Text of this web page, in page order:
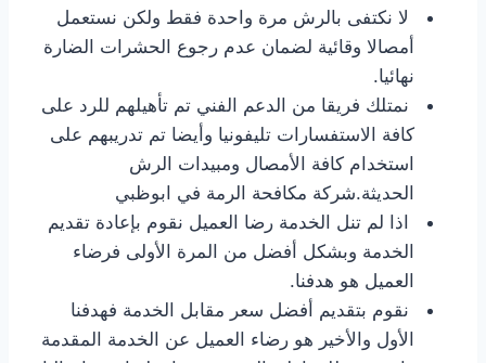
لا نكتفى بالرش مرة واحدة فقط ولكن نستعمل
أمصالا وقائية لضمان عدم رجوع الحشرات الضارة
نهائيا.
نمتلك فريقا من الدعم الفني تم تأهيلهم للرد على
كافة الاستفسارات تليفونيا وأيضا تم تدريبهم على
استخدام كافة الأمصال ومبيدات الرش
الحديثة.شركة مكافحة الرمة في ابوظبي
اذا لم تنل الخدمة رضا العميل نقوم بإعادة تقديم
الخدمة وبشكل أفضل من المرة الأولى فرضاء
العميل هو هدفنا.
نقوم بتقديم أفضل سعر مقابل الخدمة فهدفنا
الأول والأخير هو رضاء العميل عن الخدمة المقدمة